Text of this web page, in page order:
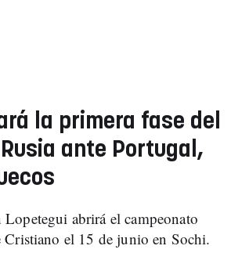
la primera fase del
ante Portugal,
abrirá el campeonato
Cristiano el 15 de junio en Sochi.